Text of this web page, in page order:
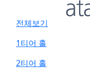
전체보기
1티어 홀
2티어 홀